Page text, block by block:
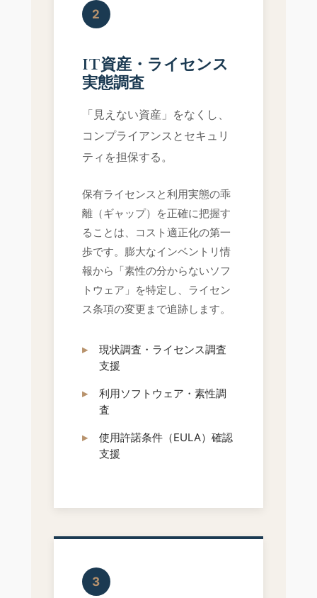
2
IT資産・ライセンス
実態調査
「見えない資産」をなくし、
コンプライアンスとセキュリ
ティを担保する。
保有ライセンスと利用実態の乖
離（ギャップ）を正確に把握す
ることは、コスト適正化の第一
歩です。膨大なインベントリ情
報から「素性の分からないソフ
トウェア」を特定し、ライセン
ス条項の変更まで追跡します。
現状調査・ライセンス調査
支援
利用ソフトウェア・素性調
査
使用許諾条件（EULA）確認
支援
3